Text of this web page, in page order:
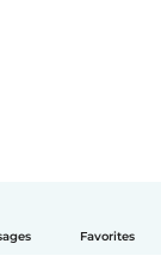
Favorites